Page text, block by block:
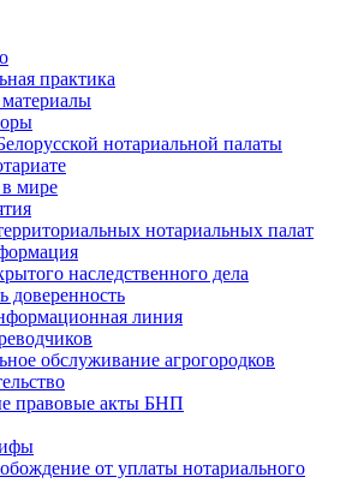
практика
нотариальной палаты
мире
нотариальных палат
наследственного дела
доверенность
линия
обслуживание агрогородков
правовые акты БНП
от уплаты нотариального